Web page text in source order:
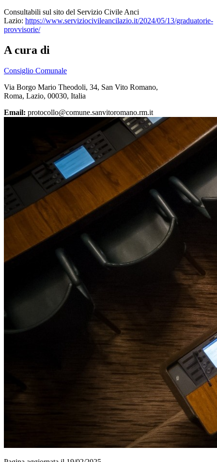
Consultabili sul sito del Servizio Civile Anci
Lazio: https://www.serviziocivileancilazio.it/2024/05/13/graduatorie-
provvisorie/
A cura di
Consiglio Comunale
Via Borgo Mario Theodoli, 34, San Vito Romano,
Roma, Lazio, 00030, Italia
Email: protocollo@comune.sanvitoromano.rm.it